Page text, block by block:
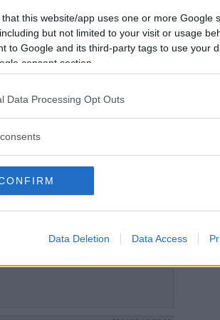
that this website/app uses one or more Google
but not limited to your visit or usage
to Google and its third-party tags to use your
consent section.
Data Processing Opt Outs
Data Deletion Data Access
Vill